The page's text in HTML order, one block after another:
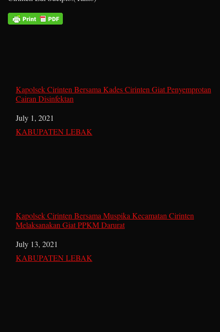
Kapolsek Cirinten Bersama Kades Cirinten Giat Penyemprotan
Cairan Disinfektan
Date
July 1, 2021
In relation to
KABUPATEN LEBAK
Kapolsek Cirinten Bersama Muspika Kecamatan Cirinten
Melaksanakan Giat PPKM Darurat
Date
July 13, 2021
In relation to
KABUPATEN LEBAK